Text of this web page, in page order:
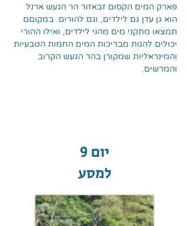
פארק המים הקסום זבאזור הר הגעש ארנל
הוא גן עדן גם לילדים, וגם להורים. במקוםם
תמצאו מתקני מים מהני לילדים, ואילו ההורי
יכולים להנות מבריכות המים החמות הטבעיות
והמינראליות שמקורן בהר הגעש הקרוב
והמרשים.
יום 9
למסע